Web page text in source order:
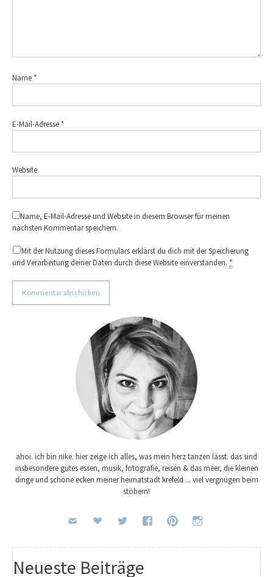
Name *
E-Mail-Adresse *
Website
Name, E-Mail-Adresse und Website in diesem Browser für meinen
nächsten Kommentar speichern.
Mit der Nutzung dieses Formulars erklärst du dich mit der Speicherung
und Verarbeitung deiner Daten durch diese Website einverstanden. *
ahoi. ich bin nike. hier zeige ich alles, was mein herz tanzen lässt. das sind
insbesondere gutes essen, musik, fotografie, reisen & das meer, die kleinen
dinge und schöne ecken meiner heimatstadt krefeld ... viel vergnügen beim
stöbern!
Neueste Beiträge